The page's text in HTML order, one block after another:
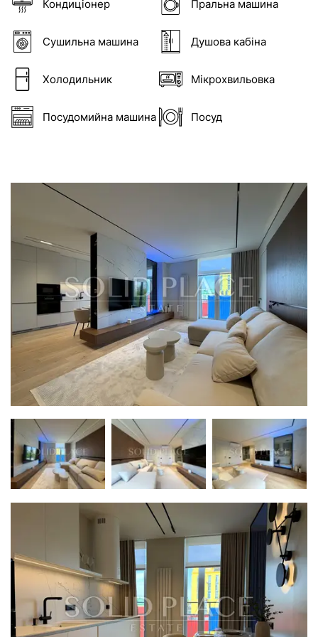
Кондиціонер Пральна машина
Сушильна машина Душова кабіна
Холодильник Мікрохвильовка
Посудомийна машина Посуд